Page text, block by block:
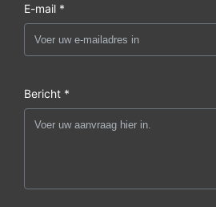
E-mail *
Bericht *